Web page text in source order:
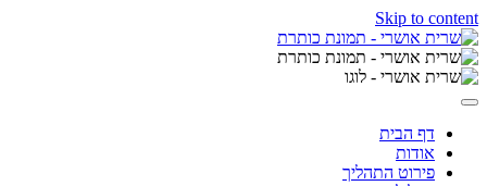
Skip to content
דף הבית
אודות
פירוט התהליך